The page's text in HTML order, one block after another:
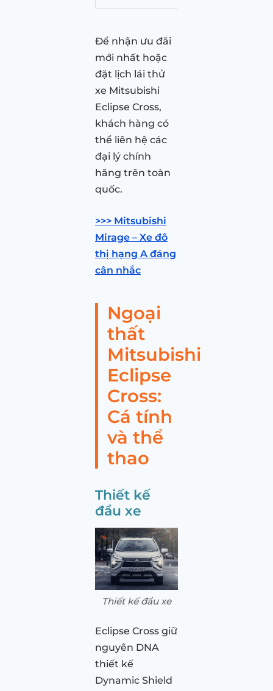
Để nhận ưu đãi
mới nhất hoặc
đặt lịch lái thử
xe Mitsubishi
Eclipse Cross,
khách hàng có
thể liên hệ các
đại lý chính
hãng trên toàn
quốc.
>>> Mitsubishi
Mirage – Xe đô
thị hạng A đáng
cân nhắc
Ngoại
thất
Mitsubishi
Eclipse
Cross:
Cá tính
và thể
thao
Thiết kế
đầu xe
Thiết kế đầu xe
Eclipse Cross giữ
nguyên DNA
thiết kế
Dynamic Shield